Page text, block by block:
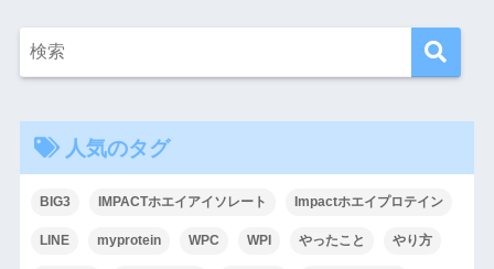
人気のタグ
BIG3 IMPACTホエイアイソレート Impactホエイプロテイン
LINE myprotein WPC WPI やったこと やり方